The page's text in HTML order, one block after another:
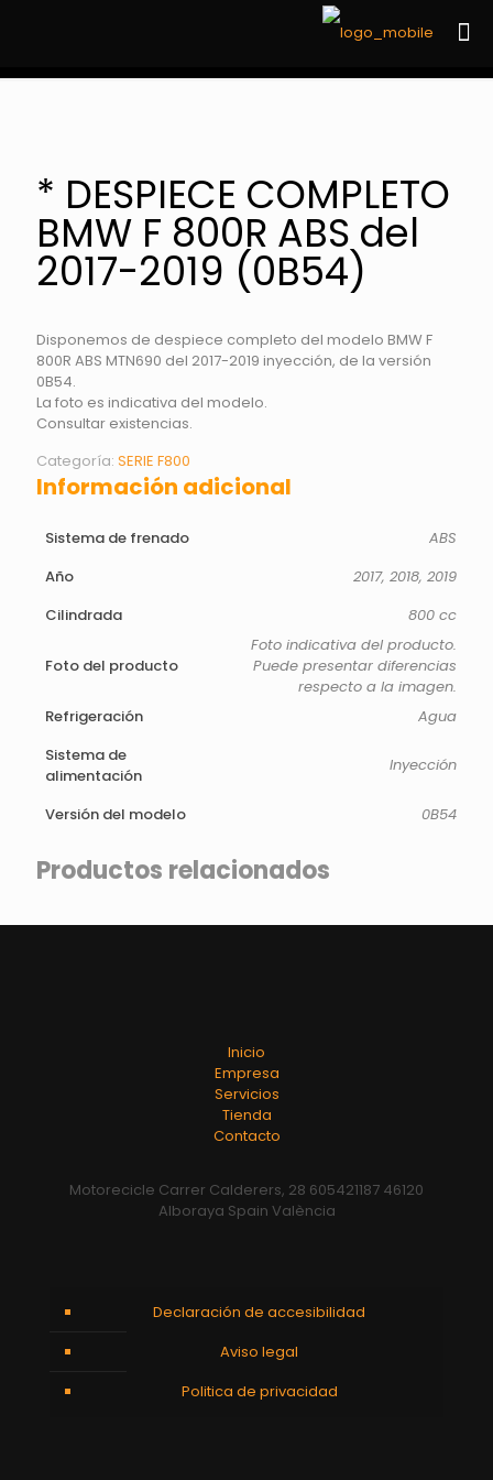
* DESPIECE COMPLETO
BMW F 800R ABS del
2017-2019 (0B54)
Disponemos de despiece completo del modelo BMW F
800R ABS MTN690 del 2017-2019 inyección, de la versión
0B54.
La foto es indicativa del modelo.
Consultar existencias.
Categoría: SERIE F800
Información adicional
Sistema de frenado
ABS
Año
2017, 2018, 2019
Cilindrada
800 cc
Foto del producto
Foto indicativa del producto.
Puede presentar diferencias
respecto a la imagen.
Refrigeración
Agua
Sistema de
alimentación
Inyección
Versión del modelo 0B54
Productos relacionados
Inicio
Empresa
Servicios
Tienda
Contacto
Motorecicle Carrer Calderers, 28 605421187 46120
Alboraya Spain València
Declaración de accesibilidad
Aviso legal
Politica de privacidad